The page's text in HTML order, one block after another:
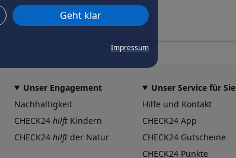
Geht klar
Impressum
Unser Engagement
Nachhaltigkeit
CHECK24 hilft Kindern
CHECK24 hilft der Natur
Unser Service für Sie
Hilfe und Kontakt
CHECK24 App
CHECK24 Gutscheine
CHECK24 Punkte